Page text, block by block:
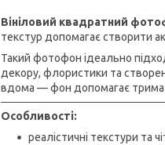
Вініловий квадратний
текстур допомагає створити
Такий фотофон ідеально
декору, флористики та
вдома — фон допомагає
Особливості:
реалістичні текстури та